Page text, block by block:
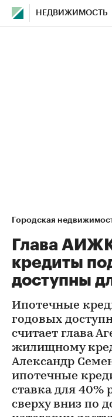
НЕДВИЖИМОСТЬ
Городская
Глава
кредиты
доступны
Ипотечные
годовых
считает глава
жилищному
Александр
ипотечные
ставка для 40%
сверху вниз по